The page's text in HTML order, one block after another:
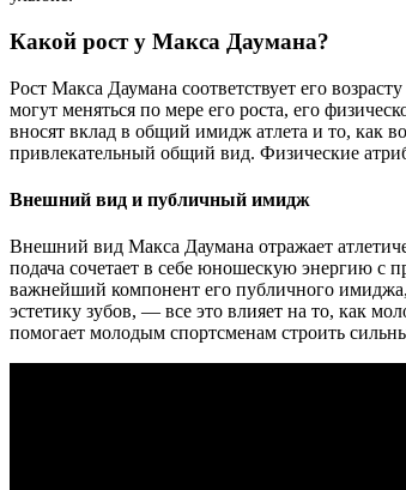
Какой рост у Макса Даумана?
Рост Макса Даумана соответствует его
могут меняться по мере его роста, его
вносят вклад в общий имидж атлета и то, как
привлекательный общий вид. Физические
Внешний вид и публичный имидж
Внешний вид Макса Даумана отражает
подача сочетает в себе юношескую энергию
важнейший компонент его публичного
эстетику зубов, — все это влияет на то, как
помогает молодым спортсменам строить